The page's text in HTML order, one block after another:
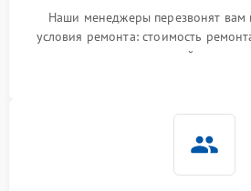
Наши менеджеры перезвонят вам
условия ремонта: стоимость
гарантийные